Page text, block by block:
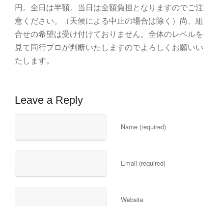
円。全日は半額。当日は全額負担となりますのでご注
意ください。（天候による中止の場合は除く）尚、組
合せの希望は受け付けておりません。全体のレベルを
見て同行プロが判断いたしますのでよろしくお願いい
たします。
Leave a Reply
Name (required)
Email (required)
Website